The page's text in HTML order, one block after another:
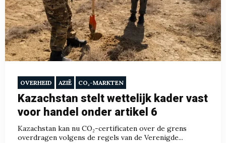
OVERHEID AZIË CO₂-MARKTEN
Kazachstan stelt wettelijk kader vast
voor handel onder artikel 6
Kazachstan kan nu CO₂-certificaten over de grens
overdragen volgens de regels van de Verenigde...